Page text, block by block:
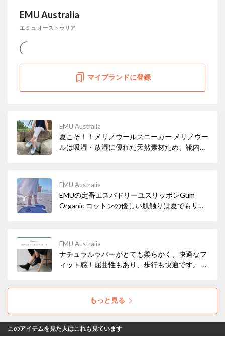
EMU Australia
エミュ オーストラリア
マイブランドに登録
EMU Australia
夏こそ！！メリノウールスニーカー メリノウー
ルは吸湿・放湿に優れた天然素材ため、靴内が
EMU Australia
EMUの定番エスパドリーユスリッポンGum
Organic コットンの優しい肌触りは夏でもサラ
EMU Australia
ナチュラルラバーがとても柔らかく、快適なフ
ィット感！屈曲性もあり、歩行も快適です。 憂
もっと見る
このアイテムを見た人はこれも見ています